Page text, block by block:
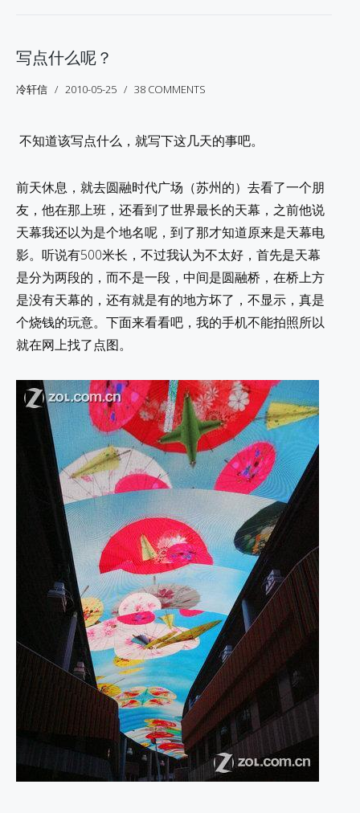
写点什么呢？
冷轩信 2010-05-25 38 COMMENTS
不知道该写点什么，就写下这几天的事吧。
前天休息，就去圆融时代广场（苏州的）去看了一个朋
友，他在那上班，还看到了世界最长的天幕，之前他说
天幕我还以为是个地名呢，到了那才知道原来是天幕电
影。听说有500米长，不过我认为不太好，首先是天幕
是分为两段的，而不是一段，中间是圆融桥，在桥上方
是没有天幕的，还有就是有的地方坏了，不显示，真是
个烧钱的玩意。下面来看看吧，我的手机不能拍照所以
就在网上找了点图。